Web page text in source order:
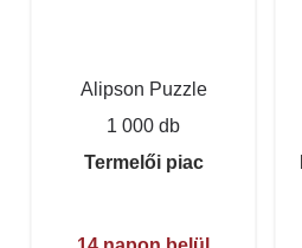
Alipson Puzzle
1 000 db
Termelői piac